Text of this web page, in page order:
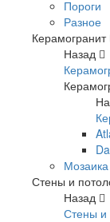
Пороги
Разное
Керамогранит
Назад
Мозаика
Стены и
Назад
Стены и